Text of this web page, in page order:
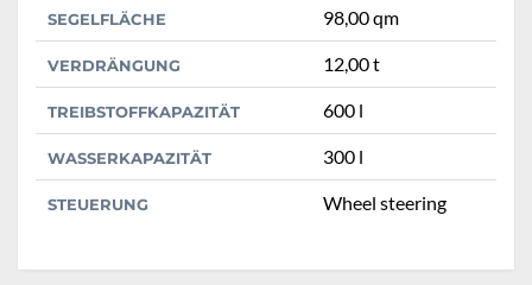
SEGELFLÄCHE 98,00 qm
VERDRÄNGUNG 12,00 t
TREIBSTOFFKAPAZITÄT 600 l
WASSERKAPAZITÄT 300 l
STEUERUNG Wheel steering